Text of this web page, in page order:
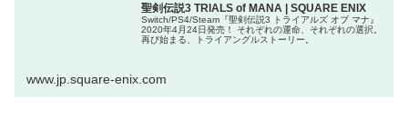
聖剣伝説3 TRIALS of MANA | SQUARE ENIX
Switch/PS4/Steam『聖剣伝説3 トライアルズ オブ マナ』
2020年4月24日発売！ それぞれの運命、それぞれの選択。
再び始まる、トライアングルストーリー。
www.jp.square-enix.com